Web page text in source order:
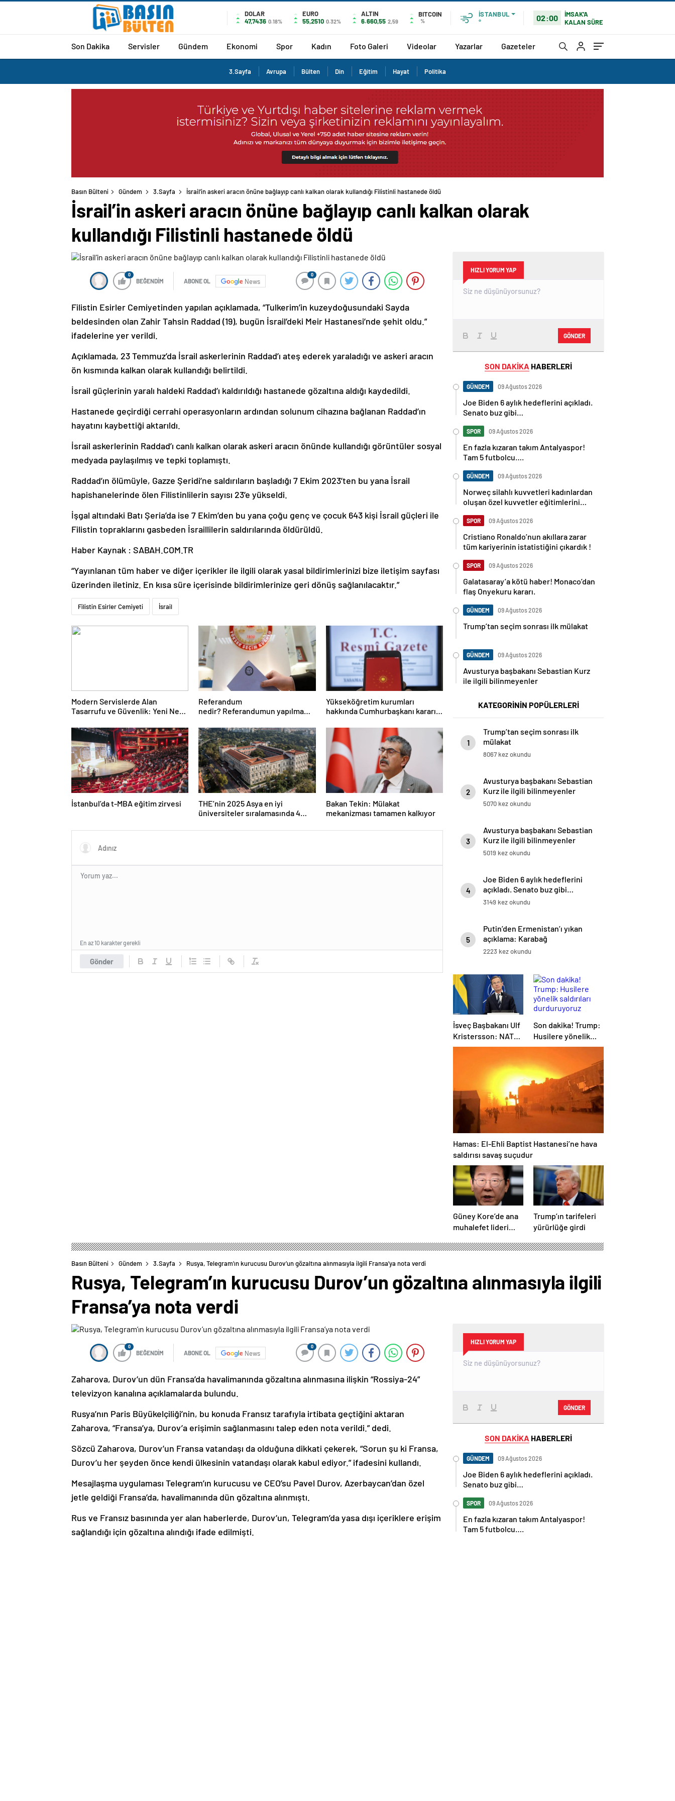
DOLAR
47,7436 0.18%
EURO
55,2510 0.32%
ALTIN
6.660,55 2,59
BITCOIN
%
İSTANBUL
°
02:00
İMSAK'A
KALAN SÜRE
Son Dakika Servisler Gündem Ekonomi Spor Kadın Foto Galeri Videolar Yazarlar Gazeteler
3.Sayfa Avrupa Bülten Din Eğitim Hayat Politika
Basın Bülteni Gündem 3.Sayfa İsrail’in askeri aracın önüne bağlayıp canlı kalkan olarak kullandığı Filistinli hastanede öldü
İsrail’in askeri aracın önüne bağlayıp canlı kalkan olarak
kullandığı Filistinli hastanede öldü
0
BEĞENDİM ABONE OL News
0
Filistin Esirler Cemiyetinden yapılan açıklamada, “Tulkerim’in kuzeydoğusundaki Sayda
beldesinden olan Zahir Tahsin Raddad (19), bugün İsrail’deki Meir Hastanesi’nde şehit oldu.”
ifadelerine yer verildi.
Açıklamada, 23 Temmuz’da İsrail askerlerinin Raddad’ı ateş ederek yaraladığı ve askeri aracın
ön kısmında kalkan olarak kullandığı belirtildi.
İsrail güçlerinin yaralı haldeki Raddad’ı kaldırıldığı hastanede gözaltına aldığı kaydedildi.
Hastanede geçirdiği cerrahi operasyonların ardından solunum cihazına bağlanan Raddad’ın
hayatını kaybettiği aktarıldı.
İsrail askerlerinin Raddad’ı canlı kalkan olarak askeri aracın önünde kullandığı görüntüler sosyal
medyada paylaşılmış ve tepki toplamıştı.
Raddad’ın ölümüyle, Gazze Şeridi’ne saldırıların başladığı 7 Ekim 2023’ten bu yana İsrail
hapishanelerinde ölen Filistinlilerin sayısı 23’e yükseldi.
İşgal altındaki Batı Şeria’da ise 7 Ekim’den bu yana çoğu genç ve çocuk 643 kişi İsrail güçleri ile
Filistin topraklarını gasbeden İsraillilerin saldırılarında öldürüldü.
Haber Kaynak : SABAH.COM.TR
“Yayınlanan tüm haber ve diğer içerikler ile ilgili olarak yasal bildirimlerinizi bize iletişim sayfası
üzerinden iletiniz. En kısa süre içerisinde bildirimlerinize geri dönüş sağlanılacaktır.”
Filistin Esirler Cemiyeti İsrail
Modern Servislerde Alan
Tasarrufu ve Güvenlik: Yeni Nesil
Referandum
nedir? Referandumun yapılma
Yükseköğretim kurumları
hakkında Cumhurbaşkanı kararı
İstanbul’da t-MBA eğitim zirvesi
THE’nin 2025 Asya en iyi
üniversiteler sıralamasında 4
Bakan Tekin: Mülakat
mekanizması tamamen kalkıyor
Gönder
En az 10 karakter gerekli
HIZLI YORUM YAP
GÖNDER
SON DAKİKA HABERLERİ
GÜNDEM 09 Ağustos 2026
Joe Biden 6 aylık hedeflerini açıkladı.
Senato buz gibi…
SPOR 09 Ağustos 2026
En fazla kızaran takım Antalyaspor!
Tam 5 futbolcu….
GÜNDEM 09 Ağustos 2026
Norweç silahlı kuvvetleri kadınlardan
oluşan özel kuvvetler eğitimlerini
SPOR 09 Ağustos 2026
Cristiano Ronaldo’nun akıllara zarar
tüm kariyerinin istatistiğini çıkardık !
SPOR 09 Ağustos 2026
Galatasaray’a kötü haber! Monaco’dan
flaş Onyekuru kararı.
GÜNDEM 09 Ağustos 2026
Trump’tan seçim sonrası ilk mülakat
GÜNDEM 09 Ağustos 2026
Avusturya başbakanı Sebastian Kurz
ile ilgili bilinmeyenler
KATEGORİNİN POPÜLERLERİ
1
Trump’tan seçim sonrası ilk
mülakat
8067 kez okundu
2
Avusturya başbakanı Sebastian
Kurz ile ilgili bilinmeyenler
5070 kez okundu
3
Avusturya başbakanı Sebastian
Kurz ile ilgili bilinmeyenler
5019 kez okundu
4
Joe Biden 6 aylık hedeflerini
açıkladı. Senato buz gibi…
3149 kez okundu
5
Putin’den Ermenistan’ı yıkan
açıklama: Karabağ
Azerbaycan’ın ayrılmaz bir
2223 kez okundu
İsveç Başbakanı Ulf
Kristersson: NATO
ülkeleri savunma
Son dakika! Trump:
Husilere yönelik
saldırıları
Hamas: El-Ehli Baptist Hastanesi’ne hava
saldırısı savaş suçudur
Güney Kore’de ana
muhalefet lideri
parti
Trump’ın tarifeleri
yürürlüğe girdi
Basın Bülteni Gündem 3.Sayfa Rusya, Telegram’ın kurucusu Durov’un gözaltına alınmasıyla ilgili Fransa’ya nota verdi
Rusya, Telegram’ın kurucusu Durov’un gözaltına alınmasıyla ilgili
Fransa’ya nota verdi
0
BEĞENDİM ABONE OL News
0
Zaharova, Durov’un dün Fransa’da havalimanında gözaltına alınmasına ilişkin “Rossiya-24”
televizyon kanalına açıklamalarda bulundu.
Rusya’nın Paris Büyükelçiliği’nin, bu konuda Fransız tarafıyla irtibata geçtiğini aktaran
Zaharova, “Fransa’ya, Durov’a erişimin sağlanmasını talep eden nota verildi.” dedi.
Sözcü Zaharova, Durov’un Fransa vatandaşı da olduğuna dikkati çekerek, “Sorun şu ki Fransa,
Durov’u her şeyden önce kendi ülkesinin vatandaşı olarak kabul ediyor.” ifadesini kullandı.
Mesajlaşma uygulaması Telegram’ın kurucusu ve CEO’su Pavel Durov, Azerbaycan’dan özel
jetle geldiği Fransa’da, havalimanında dün gözaltına alınmıştı.
Rus ve Fransız basınında yer alan haberlerde, Durov’un, Telegram’da yasa dışı içeriklere erişim
sağlandığı için gözaltına alındığı ifade edilmişti.
HIZLI YORUM YAP
GÖNDER
SON DAKİKA HABERLERİ
GÜNDEM 09 Ağustos 2026
Joe Biden 6 aylık hedeflerini açıkladı.
Senato buz gibi…
SPOR 09 Ağustos 2026
En fazla kızaran takım Antalyaspor!
Tam 5 futbolcu….